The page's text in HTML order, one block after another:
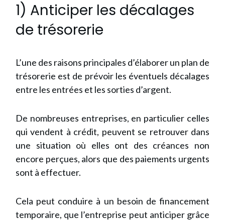
1) Anticiper les décalages
de trésorerie
L’une des raisons principales d’élaborer un plan de
trésorerie est de prévoir les éventuels décalages
entre les entrées et les sorties d’argent.
De nombreuses entreprises, en particulier celles
qui vendent à crédit, peuvent se retrouver dans
une situation où elles ont des créances non
encore perçues, alors que des paiements urgents
sont à effectuer.
Cela peut conduire à un besoin de financement
temporaire, que l’entreprise peut anticiper grâce